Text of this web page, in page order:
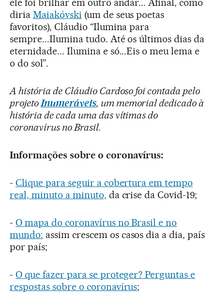
ele foi brilhar em outro andar... Afinal, como
diria Maiakóvski (um de seus poetas
favoritos), Cláudio “Ilumina para
sempre...Ilumina tudo. Até os últimos dias da
eternidade... Ilumina e só...Eis o meu lema e
o do sol”.
A história de Cláudio Cardoso foi contada pelo
projetoInumeráveis, um memorial dedicado à
história de cada uma das vítimas do
coronavírus no Brasil.
Informações sobre o coronavírus:
- Clique para seguir a cobertura em tempo
real, minuto a minuto, da crise da Covid-19;
- O mapa do coronavírus no Brasil e no
mundo: assim crescem os casos dia a dia, país
por país;
- O que fazer para se proteger? Perguntas e
respostas sobre o coronavírus;